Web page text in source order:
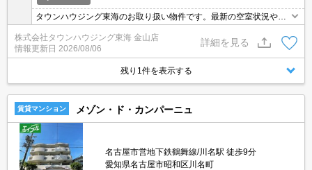
タウンハウジング東海のお取り扱い物件です。最新の空室状況やの
詳細などお気軽にお問い合わせ下さい。
株式会社タウンハウジング東海 金山店
情報更新日 2026/08/06
詳細を見る
残り1件を表示する
賃貸マンション メゾン・ド・カンパーニュ
名古屋市営地下鉄鶴舞線/川名駅 徒歩9分
愛知県名古屋市昭和区川名町